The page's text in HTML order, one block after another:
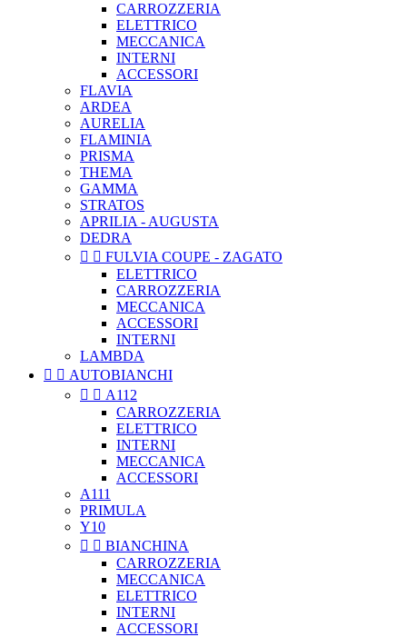
CARROZZERIA
ELETTRICO
MECCANICA
INTERNI
ACCESSORI
FLAVIA
ARDEA
AURELIA
FLAMINIA
PRISMA
THEMA
GAMMA
STRATOS
APRILIA - AUGUSTA
DEDRA
  FULVIA COUPE - ZAGATO
ELETTRICO
CARROZZERIA
MECCANICA
ACCESSORI
INTERNI
LAMBDA
  AUTOBIANCHI
  A112
CARROZZERIA
ELETTRICO
INTERNI
MECCANICA
ACCESSORI
A111
PRIMULA
Y10
  BIANCHINA
CARROZZERIA
MECCANICA
ELETTRICO
INTERNI
ACCESSORI